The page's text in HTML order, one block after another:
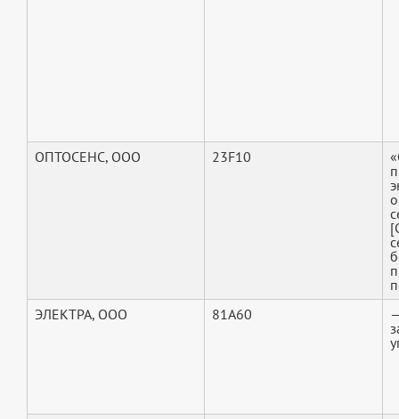
ОПТОСЕНС, ООО 23F10
ЭЛЕКТРА, ООО
81A60